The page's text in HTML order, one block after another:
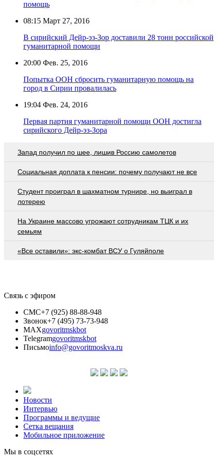
помощь
08:15 Март 27, 2016
В сирийский Дейр-эз-Зор доставили 28 тонн российской
гуманитарной помощи
20:00 Фев. 25, 2016
Попытка ООН сбросить гуманитарную помощь на
город в Сирии провалилась
19:04 Фев. 24, 2016
Первая партия гуманитарной помощи ООН достигла
сирийского Дейр-эз-Зора
Запад получил по шее, лишив Россию самолетов
Социальная доплата к пенсии: почему получают не все
Студент проиграл в шахматном турнире, но выиграл в
лотерею
На Украине массово угрожают сотрудникам ТЦК и их
семьям
«Все оставили»: экс-комбат ВСУ о Гуляйполе
Связь с эфиром
СМС+7 (925) 88-88-948
Звонок+7 (495) 73-73-948
MAXgovoritmskbot
Telegramgovoritmskbot
Письмоinfo@govoritmoskva.ru
Новости
Интервью
Программы и ведущие
Сетка вещания
Мобильное приложение
Мы в соцсетях